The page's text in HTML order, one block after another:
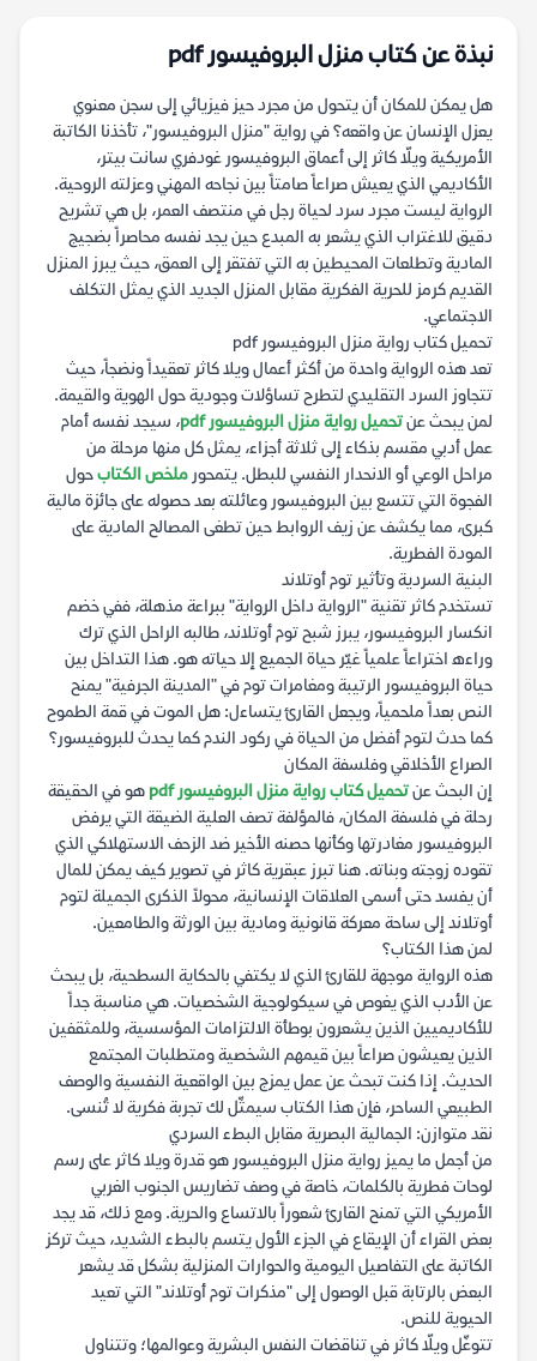
نبذة عن كتاب منزل البروفيسور pdf
هل يمكن للمكان أن يتحول من مجرد حيز فيزيائي إلى سجن معنوي
يعزل الإنسان عن واقعه؟ في رواية "منزل البروفيسور"، تأخذنا الكاتبة
الأمريكية ويلّا كاثر إلى أعماق البروفيسور غودفري سانت بيتر،
الأكاديمي الذي يعيش صراعاً صامتاً بين نجاحه المهني وعزلته الروحية.
الرواية ليست مجرد سرد لحياة رجل في منتصف العمر، بل هي تشريح
دقيق للاغتراب الذي يشعر به المبدع حين يجد نفسه محاصراً بضجيج
المادية وتطلعات المحيطين به التي تفتقر إلى العمق، حيث يبرز المنزل
القديم كرمز للحرية الفكرية مقابل المنزل الجديد الذي يمثل التكلف
الاجتماعي.
تحميل كتاب رواية منزل البروفيسور pdf
تعد هذه الرواية واحدة من أكثر أعمال ويلا كاثر تعقيداً ونضجاً، حيث
تتجاوز السرد التقليدي لتطرح تساؤلات وجودية حول الهوية والقيمة.
لمن يبحث عنتحميل رواية منزل البروفيسور pdf
، سيجد نفسه أمام
عمل أدبي مقسم بذكاء إلى ثلاثة أجزاء، يمثل كل منها مرحلة من
مراحل الوعي أو الانحدار النفسي للبطل. يتمحور ملخص الكتابحول
الفجوة التي تتسع بين البروفيسور وعائلته بعد حصوله على جائزة مالية
كبرى، مما يكشف عن زيف الروابط حين تطغى المصالح المادية على
المودة الفطرية.
البنية السردية وتأثير توم أوتلاند
تستخدم كاثر تقنية "الرواية داخل الرواية" ببراعة مذهلة، ففي خضم
انكسار البروفيسور، يبرز شبح توم أوتلاند، طالبه الراحل الذي ترك
وراءه اختراعاً علمياً غيّر حياة الجميع إلا حياته هو. هذا التداخل بين
حياة البروفيسور الرتيبة ومغامرات توم في "المدينة الجرفية" يمنح
النص بعداً ملحمياً، ويجعل القارئ يتساءل: هل الموت في قمة الطموح
كما حدث لتوم أفضل من الحياة في ركود الندم كما يحدث للبروفيسور؟
الصراع الأخلاقي وفلسفة المكان
إن البحث عنتحميل كتاب رواية منزل البروفيسور pdf
هو في الحقيقة
رحلة في فلسفة المكان، فالمؤلفة تصف العلية الضيقة التي يرفض
البروفيسور مغادرتها وكأنها حصنه الأخير ضد الزحف الاستهلاكي الذي
تقوده زوجته وبناته. هنا تبرز عبقرية كاثر في تصوير كيف يمكن للمال
أن يفسد حتى أسمى العلاقات الإنسانية، محولاً الذكرى الجميلة لتوم
أوتلاند إلى ساحة معركة قانونية ومادية بين الورثة والطامعين.
لمن هذا الكتاب؟
هذه الرواية موجهة للقارئ الذي لا يكتفي بالحكاية السطحية، بل يبحث
عن الأدب الذي يغوص في سيكولوجية الشخصيات. هي مناسبة جداً
للأكاديميين الذين يشعرون بوطأة الالتزامات المؤسسية، وللمثقفين
الذين يعيشون صراعاً بين قيمهم الشخصية ومتطلبات المجتمع
الحديث. إذا كنت تبحث عن عمل يمزج بين الواقعية النفسية والوصف
الطبيعي الساحر، فإن هذا الكتاب سيمثّل لك تجربة فكرية لا تُنسى.
نقد متوازن: الجمالية البصرية مقابل البطء السردي
من أجمل ما يميز رواية منزل البروفيسور هو قدرة ويلا كاثر على رسم
لوحات فطرية بالكلمات، خاصة في وصف تضاريس الجنوب الغربي
الأمريكي التي تمنح القارئ شعوراً بالاتساع والحرية. ومع ذلك، قد يجد
بعض القراء أن الإيقاع في الجزء الأول يتسم بالبطء الشديد، حيث تركز
الكاتبة على التفاصيل اليومية والحوارات المنزلية بشكل قد يشعر
البعض بالرتابة قبل الوصول إلى "مذكرات توم أوتلاند" التي تعيد
الحيوية للنص.
تتوغّل ويلّا كاثر في تناقضات النفس البشرية وعوالمها؛ وتتناول